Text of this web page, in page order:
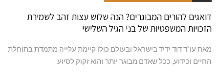
דואגים להורים המבוגרים? הנה שלוש עצות זהב לשמירת
הזכויות המשפטיות של בני הגיל השלישי
מאת עו"ד דוד ידיד בישראל ובעולם כולו קיימת עלייה מתמדת בתוחלת
החיים וכידוע, ככל שאדם מבוגר יותר והוא זקוק לסיוע